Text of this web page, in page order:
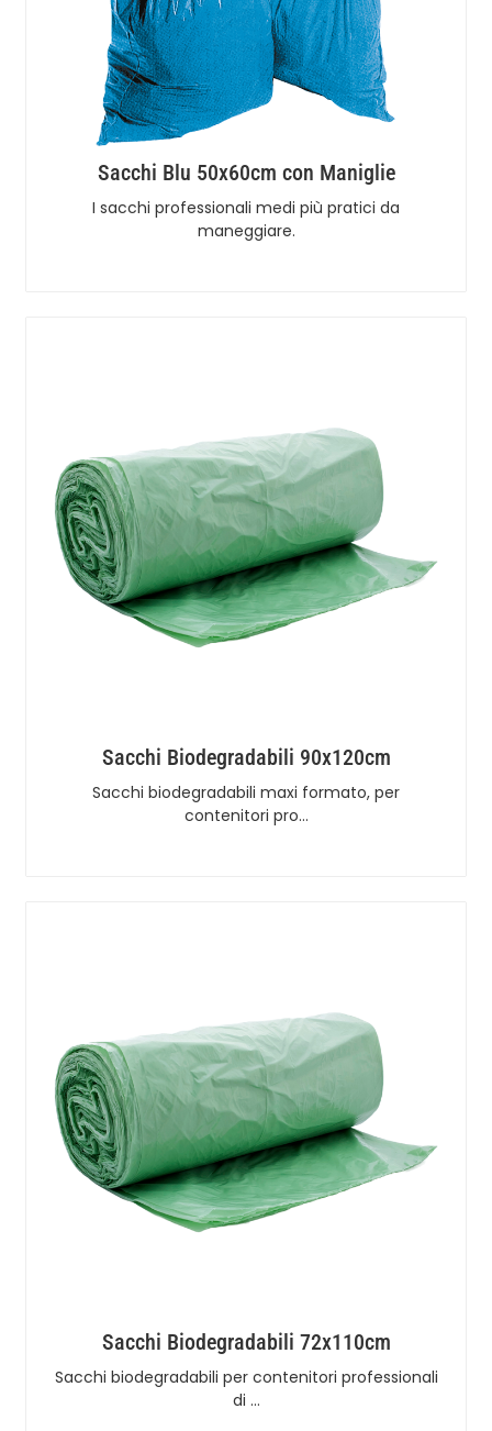
Sacchi Blu 50x60cm con Maniglie
I sacchi professionali medi più pratici da
maneggiare.
Sacchi Biodegradabili 90x120cm
Sacchi biodegradabili maxi formato, per
contenitori pro…
Sacchi Biodegradabili 72x110cm
Sacchi biodegradabili per contenitori professionali
di …